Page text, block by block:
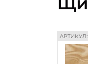
АРТИКУЛ: